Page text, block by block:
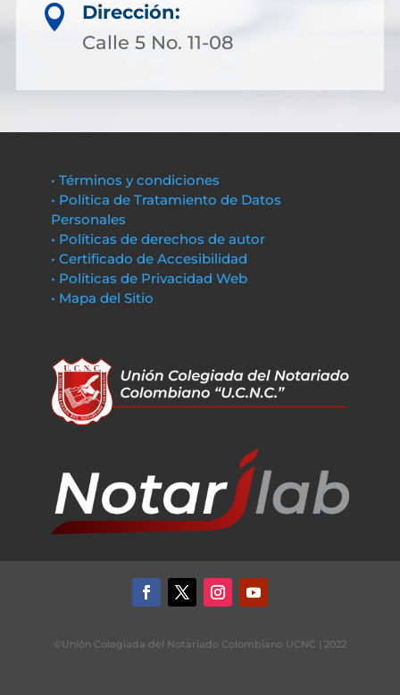

Dirección:
Calle 5 No. 11-08
• Términos y condiciones
• Política de Tratamiento de Datos
Personales
• Políticas de derechos de autor
• Certificado de Accesibilidad
• Políticas de Privacidad Web
• Mapa del Sitio
©Unión Colegiada del Notariado Colombiano UCNC | 2022